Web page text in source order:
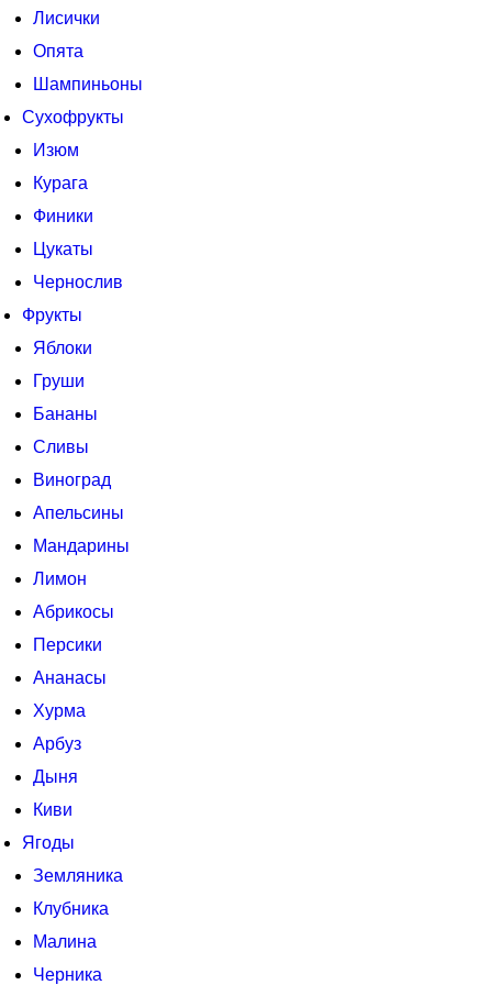
Лисички
Опята
Шампиньоны
Сухофрукты
Изюм
Курага
Финики
Цукаты
Чернослив
Фрукты
Яблоки
Груши
Бананы
Сливы
Виноград
Апельсины
Мандарины
Лимон
Абрикосы
Персики
Ананасы
Хурма
Арбуз
Дыня
Киви
Ягоды
Земляника
Клубника
Малина
Черника